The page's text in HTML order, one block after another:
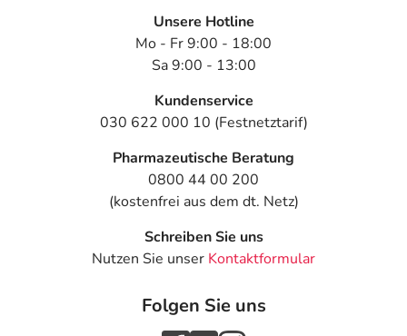
Unsere Hotline
Mo - Fr 9:00 - 18:00
Sa 9:00 - 13:00
Kundenservice
030 622 000 10 (Festnetztarif)
Pharmazeutische Beratung
0800 44 00 200
(kostenfrei aus dem dt. Netz)
Schreiben Sie uns
Nutzen Sie unser Kontaktformular
Folgen Sie uns